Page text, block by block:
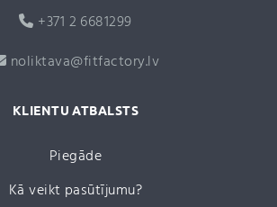
+371 2 6681299
noliktava@fitfactory.lv
KLIENTU ATBALSTS
Piegāde
Kā veikt pasūtījumu?